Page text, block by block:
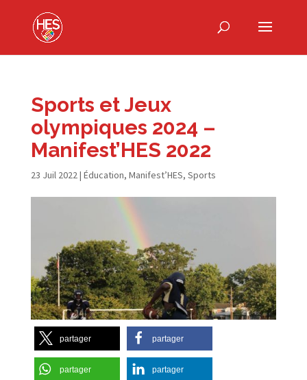
Sports et Jeux
olympiques 2024 –
Manifest’HES 2022
23 Juil 2022| Éducation, Manifest’HES, Sports
partager partager
partager partager